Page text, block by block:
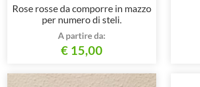
Rose rosse da comporre in mazzo
per numero di steli.
A partire da:
€ 15,00